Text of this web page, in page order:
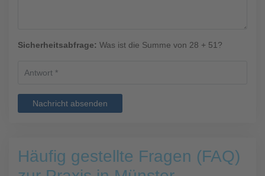
Sicherheitsabfrage: Was ist die Summe von 28 + 51?
Nachricht absenden
Häufig gestellte Fragen (FAQ)